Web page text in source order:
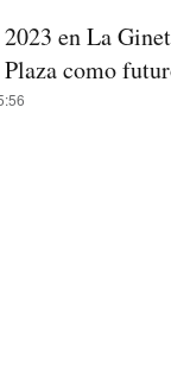
en La
Plaza como